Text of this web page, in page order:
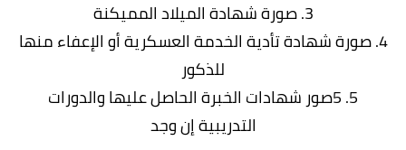
3. صورة شهادة الميلاد المميكنة
4. صورة شهادة تأدية الخدمة العسكرية أو الإعفاء منها
للذكور
5. 5صور شهادات الخبرة الحاصل عليها والدورات
التدريبية إن وجد